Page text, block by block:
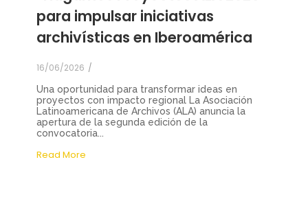
para impulsar iniciativas
archivísticas en Iberoamérica
16/06/2026 /
Una oportunidad para transformar ideas en
proyectos con impacto regional La Asociación
Latinoamericana de Archivos (ALA) anuncia la
apertura de la segunda edición de la
convocatoria...
Read More